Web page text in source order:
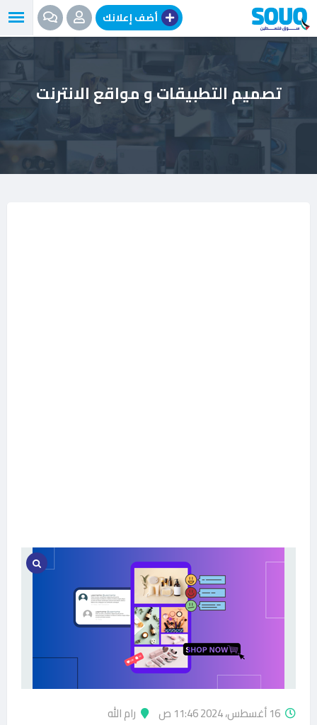
انتقل
إلى
المحتوى
أضف إعلانك
تصميم التطبيقات و مواقع الانترنت
16 أغسطس، 2024 11:46 ص رام الله